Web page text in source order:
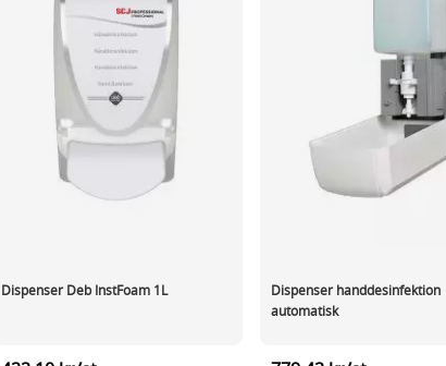
Dispenser Deb InstFoam 1L
Dispenser handdesinfektion
automatisk